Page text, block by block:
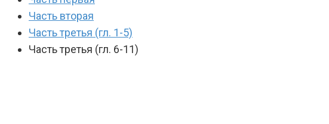
Часть вторая
Часть третья (гл. 1-5)
Часть третья (гл. 6-11)